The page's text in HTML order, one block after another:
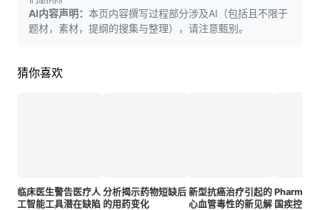
AI内容声明： 本页内容撰写过程部分涉及AI（包括且不限于
题材，素材，提纲的搜集与整理），请注意甄别。
猜你喜欢
临床医生警告医疗人
工智能工具潜在缺陷
分析揭示药物短缺后
的用药变化
新型抗癌治疗引起的
心血管毒性的新见解
Pharma
国疾控中